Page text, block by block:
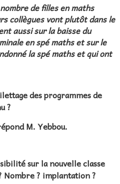
de filles en maths
collègues vont plutôt dans le
aussi sur la baisse du
en spé maths et sur le
la spé maths et qui ont
des programmes de
?
M. Yebbou.
sur la nouvelle classe
? implantation ?